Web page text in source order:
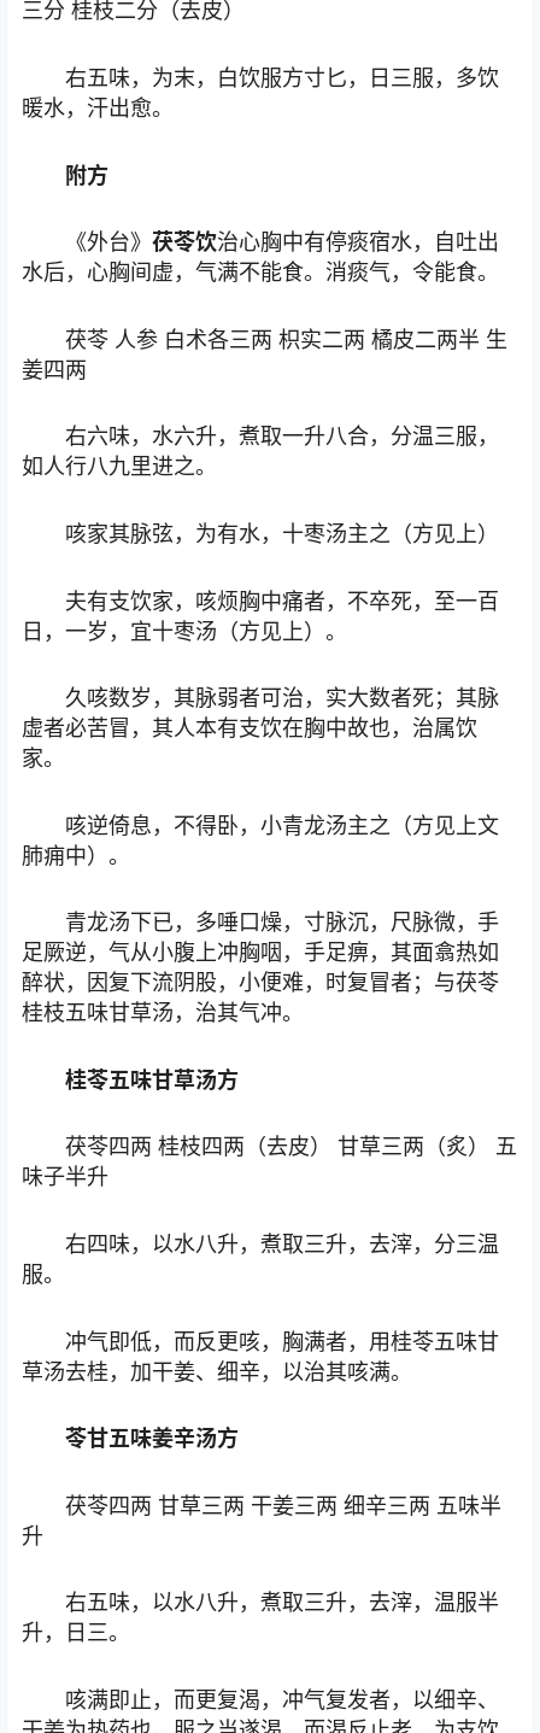
三分 桂枝二分（去皮）
右五味，为末，白饮服方寸匕，日三服，多饮
暖水，汗出愈。
附方
《外台》 茯苓饮治心胸中有停痰宿水，自吐出
水后，心胸间虚，气满不能食。消痰气，令能食。
茯苓 人参 白术各三两 枳实二两 橘皮二两半 生
姜四两
右六味，水六升，煮取一升八合，分温三服，
如人行八九里进之。
咳家其脉弦，为有水，十枣汤主之（方见上）
夫有支饮家，咳烦胸中痛者，不卒死，至一百
日，一岁，宜十枣汤（方见上）。
久咳数岁，其脉弱者可治，实大数者死；其脉
虚者必苦冒，其人本有支饮在胸中故也，治属饮
家。
咳逆倚息，不得卧，小青龙汤主之（方见上文
肺痈中）。
青龙汤下已，多唾口燥，寸脉沉，尺脉微，手
足厥逆，气从小腹上冲胸咽，手足痹，其面翕热如
醉状，因复下流阴股，小便难，时复冒者；与茯苓
桂枝五味甘草汤，治其气冲。
桂苓五味甘草汤方
茯苓四两 桂枝四两（去皮） 甘草三两（炙） 五
味子半升
右四味，以水八升，煮取三升，去滓，分三温
服。
冲气即低，而反更咳，胸满者，用桂苓五味甘
草汤去桂，加干姜、细辛，以治其咳满。
苓甘五味姜辛汤方
茯苓四两 甘草三两 干姜三两 细辛三两 五味半
升
右五味，以水八升，煮取三升，去滓，温服半
升，日三。
咳满即止，而更复渴，冲气复发者，以细辛、